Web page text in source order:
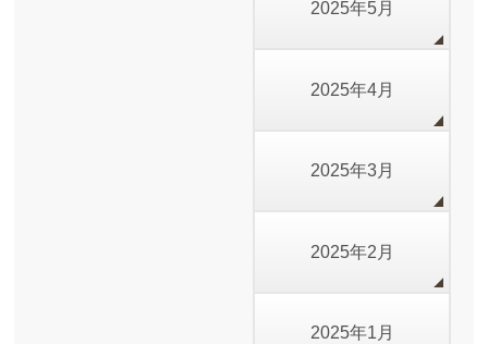
2025年5月
2025年4月
2025年3月
2025年2月
2025年1月